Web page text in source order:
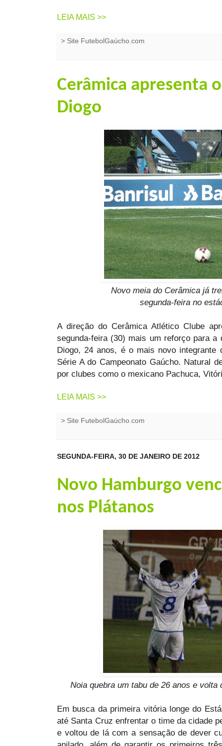
LEIA MAIS >>
> Site FutebolGaúcho.com
Cerâmica apresenta
Diogo
Novo meia do Cerâmica já
segunda-feira no
A direção do Cerâmica Atlético Clube
segunda-feira (30) mais um reforço para a
Diogo, 24 anos, é o mais novo integrante
Série A do Campeonato Gaúcho. Natural
por clubes como o mexicano Pachuca,
LEIA MAIS >>
> Site FutebolGaúcho.com
SEGUNDA-FEIRA, 30 DE JANEIRO DE 2012
Novo Hamburgo
nos Plátanos
Noia quebra um tabu de 26 anos e
Em busca da primeira vitória longe do
até Santa Cruz enfrentar o time da cidade
e voltou de lá com a sensação de dever